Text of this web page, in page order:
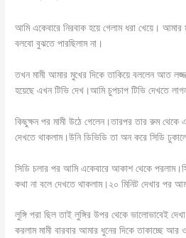
আমি একেবারে নিরবাক হয়ে গেলাম ধরা খেয়ে।
বলবো বুঝতে পারছিলাম না।
তখন মামী আমার মুখের দিকে তাকিয়ে বললেন আত
হয়েছে এখন টিভি দেখ।আমি চুপচাপ টিভি দেখতে
কিছুক্ষন পর মামী উঠে গেলেন।তারপর তার রুম
দেখতে থাকলাম।উনি ডিভিডি তা অন করে সিডি
সিডি চলার পর আমি একেবারে আকাশ থেকে
কথা না বলে দেখতে থাকলাম।২০ মিনিট দেখার পর
লুঙ্গি পরা ছিল তাই লুঙ্গির উপর থেকে ভালোভাবেই
করলাম মামী বারবার আমার ধুনের দিকে তাকাচ্ছে আর